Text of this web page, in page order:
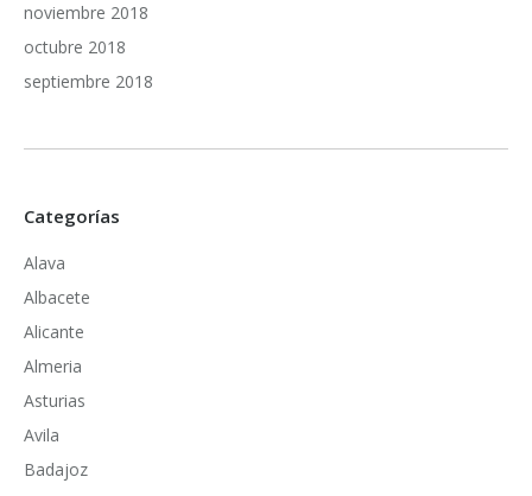
noviembre 2018
octubre 2018
septiembre 2018
Categorías
Alava
Albacete
Alicante
Almeria
Asturias
Avila
Badajoz